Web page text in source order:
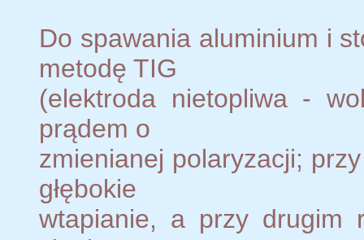
Do spawania aluminium i
metodę TIG
(elektroda nietopliwa -
prądem o
zmienianej polaryzacji;
głębokie
wtapianie, a przy drugim